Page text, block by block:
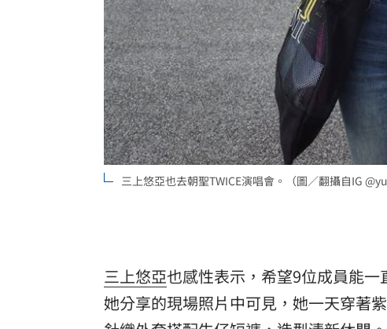
三上悠亞也去朝聖TWICE演唱會。（圖／翻攝自IG
三上悠亞也感性表示，希望9位成員能
她分享的現場照片中可見，她一天穿著